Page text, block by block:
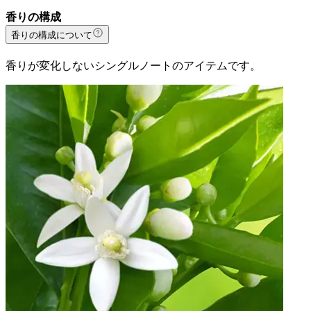
香りの構成
香りの構成について
香りが変化しないシングルノートのアイテムです。